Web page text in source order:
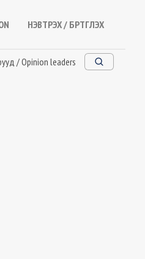
НЭВТРЭХ / БҮРТГҮҮЛЭХ
/ Opinion leaders